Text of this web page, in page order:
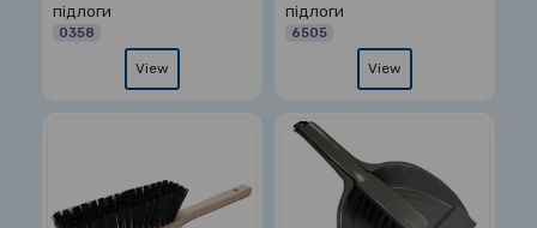
підлоги
0358
View
підлоги
6505
View